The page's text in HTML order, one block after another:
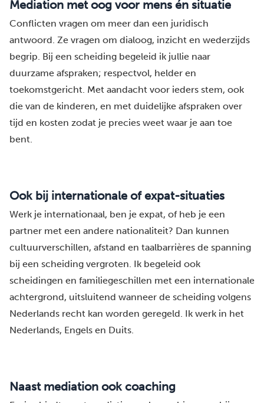
Mediation met oog voor mens én situatie
Conflicten vragen om meer dan een juridisch
antwoord. Ze vragen om dialoog, inzicht en wederzijds
begrip. Bij een scheiding begeleid ik jullie naar
duurzame afspraken; respectvol, helder en
toekomstgericht. Met aandacht voor ieders stem, ook
die van de kinderen, en met duidelijke afspraken over
tijd en kosten zodat je precies weet waar je aan toe
bent.
Ook bij internationale of expat-situaties
Werk je internationaal, ben je expat, of heb je een
partner met een andere nationaliteit? Dan kunnen
cultuurverschillen, afstand en taalbarrières de spanning
bij een scheiding vergroten. Ik begeleid ook
scheidingen en familiegeschillen met een internationale
achtergrond, uitsluitend wanneer de scheiding volgens
Nederlands recht kan worden geregeld. Ik werk in het
Nederlands, Engels en Duits.
Naast mediation ook coaching